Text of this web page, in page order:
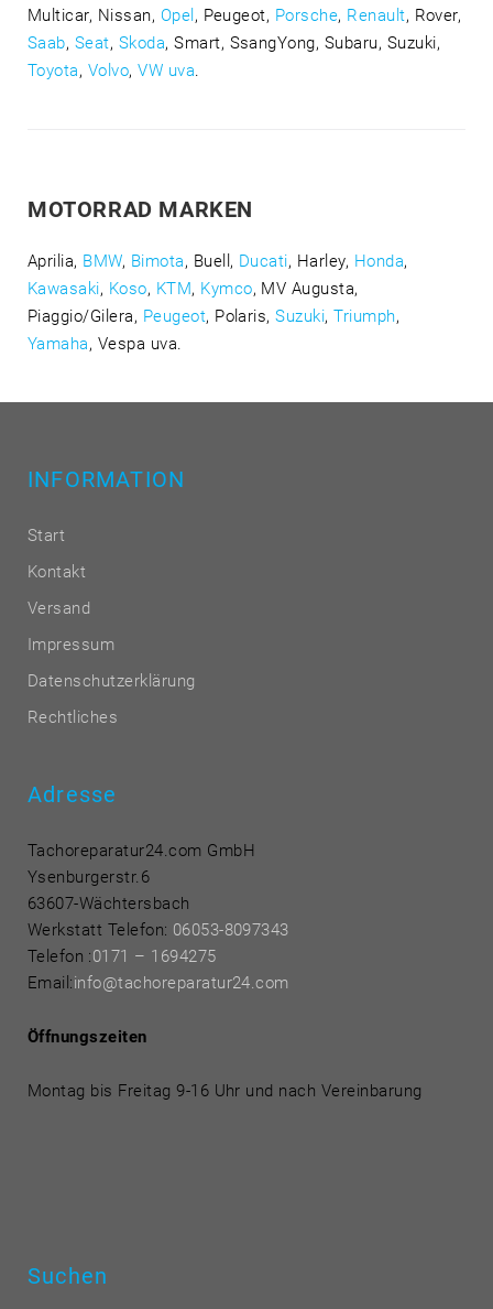
Multicar, Nissan, Opel , Peugeot, Porsche, Renault, Rover,
Saab, Seat, Skoda, Smart, SsangYong, Subaru, Suzuki,
Toyota, Volvo,VW uva.
MOTORRAD MARKEN
Aprilia, BMW, Bimota, Buell, Ducati, Harley, Honda,
Kawasaki, Koso, KTM, Kymco, MV Augusta,
Piaggio/Gilera, Peugeot, Polaris,Suzuki,Triumph,
Yamaha, Vespa uva.
INFORMATION
Start
Kontakt
Versand
Impressum
Datenschutzerklärung
Rechtliches
Adresse
Tachoreparatur24.com GmbH
Ysenburgerstr.6
63607-Wächtersbach
Werkstatt Telefon: 06053-8097343
Telefon :0171 – 1694275
Email:info@tachoreparatur24.com
Öffnungszeiten
Montag bis Freitag 9-16 Uhr und nach Vereinbarung
Suchen